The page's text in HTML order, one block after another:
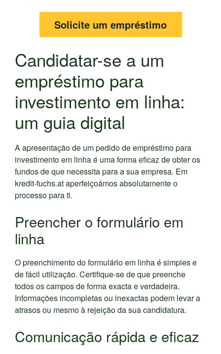
Solicite um empréstimo
Candidatar-se a um
empréstimo para
investimento em linha:
um guia digital
A apresentação de um pedido de empréstimo para
investimento em linha é uma forma eficaz de obter os
fundos de que necessita para a sua empresa. Em
kredit-fuchs.at aperfeiçoámos absolutamente o
processo para ti.
Preencher o formulário em
linha
O preenchimento do formulário em linha é simples e
de fácil utilização. Certifique-se de que preenche
todos os campos de forma exacta e verdadeira.
Informações incompletas ou inexactas podem levar a
atrasos ou mesmo à rejeição da sua candidatura.
Comunicação rápida e eficaz